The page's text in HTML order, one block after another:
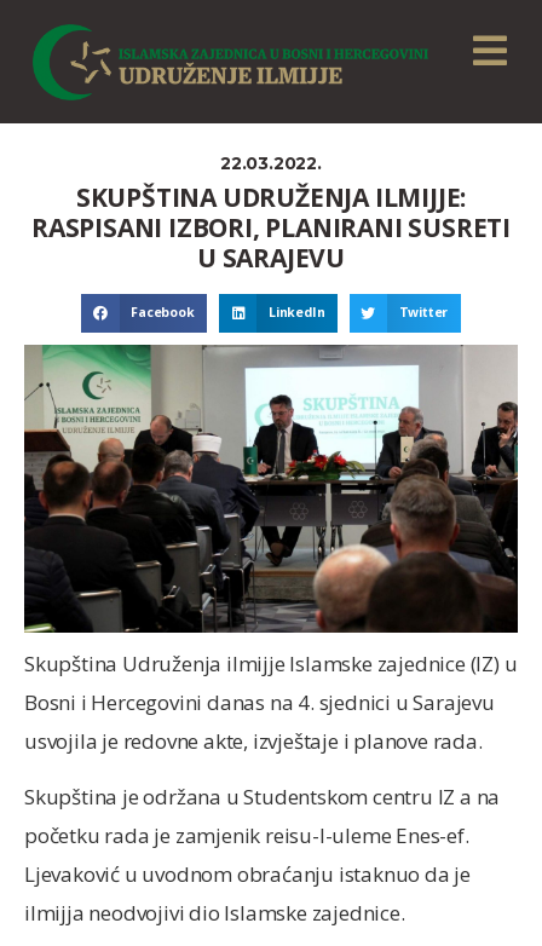
22.03.2022.
SKUPŠTINA UDRUŽENJA ILMIJJE:
RASPISANI IZBORI, PLANIRANI SUSRETI
U SARAJEVU
Facebook LinkedIn Twitter
Skupština Udruženja ilmijje Islamske zajednice (IZ) u
Bosni i Hercegovini danas na 4. sjednici u Sarajevu
usvojila je redovne akte, izvještaje i planove rada.
Skupština je održana u Studentskom centru IZ a na
početku rada je zamjenik reisu-l-uleme Enes-ef.
Ljevaković u uvodnom obraćanju istaknuo da je
ilmijja neodvojivi dio Islamske zajednice.